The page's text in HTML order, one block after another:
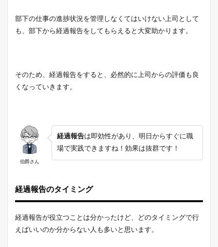
部下の仕事の進捗状況を管理しなくてはいけない上司として
も、部下から経過報告をしてもらえると大変助かります。
そのため、経過報告をすると、必然的に上司からの評価も良
くなっていきます。
伯爵さん
経過報告は即効性があり、明日からすぐに職
場で実践できますね！効果は抜群です！
経過報告のタイミング
経過報告が役立つことは分かったけど、どのタイミングで行
えばいいのか分からない人も多いと思います。